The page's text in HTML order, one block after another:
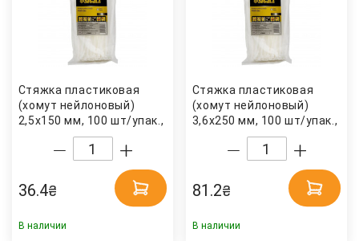
Стяжка пластиковая
(хомут нейлоновый)
2,5x150 мм, 100 шт/упак.,
бел. Sigma
36.4₴
В наличии
Стяжка пластиковая
(хомут нейлоновый)
3,6x250 мм, 100 шт/упак.,
бел. Sigma
81.2₴
В наличии